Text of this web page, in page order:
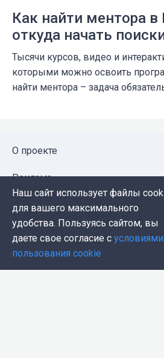
Как найти ментора в
откуда начать
Тысячи курсов, видео и
которыми можно освоить
найти ментора – задача
О проекте
Реклама
Публичная оферта
Политика конфиденциальности
Контакты
Наш сайт использует файлы
для вашего максимального
удобства. Пользуясь сайтом, вы
даете свое согласие с условиями
пользования cookie